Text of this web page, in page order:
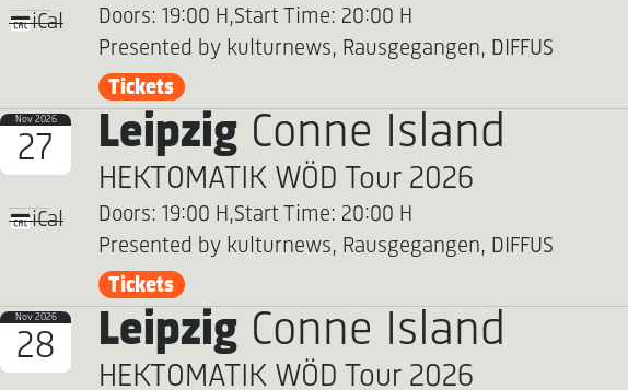
iCal Doors: 19:00 H,Start Time: 20:00 H
Presented by kulturnews, Rausgegangen, DIFFUS
Tickets
Nov 2026
27
iCal
Leipzig Conne Island
HEKTOMATIK WÖD Tour 2026
Doors: 19:00 H,Start Time: 20:00 H
Presented by kulturnews, Rausgegangen, DIFFUS
Tickets
Nov 2026
28 Leipzig Conne Island
HEKTOMATIK WÖD Tour 2026